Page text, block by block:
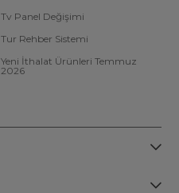
Tv Panel Değişimi
Tur Rehber Sistemi
Yeni İthalat Ürünleri Temmuz
2026